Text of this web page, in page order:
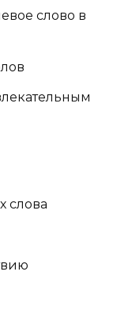
слово в
слова